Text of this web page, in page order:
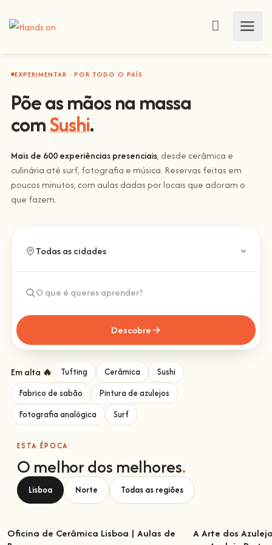
EXPERIMENTAR · POR TODO O PAÍS
Põe as mãos na massa
comSushi.
Mais de 600 experiências presenciais, desde cerâmica e
culinária até surf, fotografia e música. Reservas feitas em
poucos minutos, com aulas dadas por locais que adoram o
que fazem.
Descobre
Em alta 🔥 Tufting Cerâmica
Sushi
Fabrico de sabão
Pintura de azulejos
Fotografia analógica
Surf
ESTA ÉPOCA
O melhor dos melhores.
Lisboa Norte Todas as regiões
Oficina de Cerâmica Lisboa | Aulas de
A Arte dos